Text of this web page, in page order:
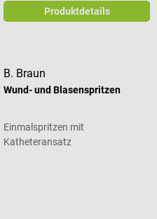
Produktdetails
B. Braun
Wund- und Blasenspritzen
Einmalspritzen mit
Katheteransatz